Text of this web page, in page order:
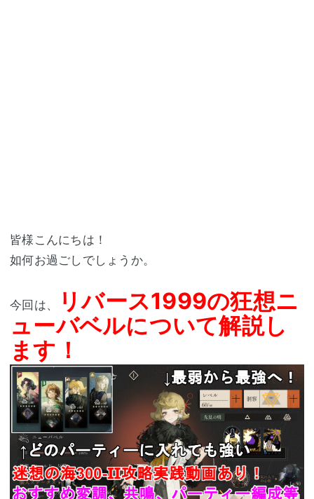
皆様こんにちは！
如何お過ごしでしょうか。
今回は、
リバース1999の狂想ニ
ューバベルについて解説し
ます ！